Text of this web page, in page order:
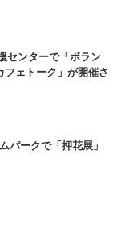
センターで「ボラン
フェトーク」が開催さ
パークで「押花展」